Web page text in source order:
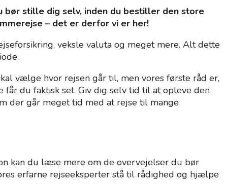
stille dig selv, inden du bestiller ​​den store
– det er derfor vi er her!
veksle valuta og meget mere. Alt dette
vælge hvor rejsen går til, men vores første råd er,
du faktisk set. Giv dig selv tid til at opleve den
der går meget tid med at rejse til mange
kan du læse mere om de overvejelser du bør
erfarne rejseeksperter stå til rådighed og hjælpe